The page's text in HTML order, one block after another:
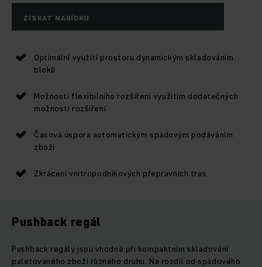
ZÍSKAT NABÍDKU
Optimální využití prostoru dynamickým skladováním
bloků
Možnosti flexibilního rozšíření využitím dodatečných
možností rozšíření
Časová úspora automatickým spádovým podáváním
zboží
Zkrácení vnitropodnikových přepravních tras
Pushback regál
Pushback regály jsou vhodné při kompaktním skladování
paletovaného zboží různého druhu. Na rozdíl od spádového